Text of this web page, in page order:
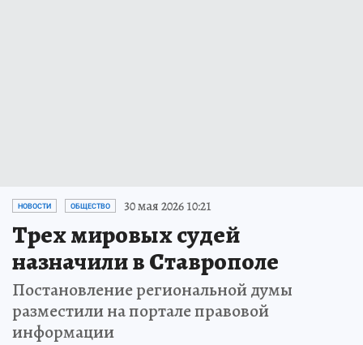
НОВОСТИ ОБЩЕСТВО 30 мая 2026 10:21
Трех мировых судей
назначили в Ставрополе
Постановление региональной думы
разместили на портале правовой
информации